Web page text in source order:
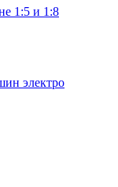
1:5 и 1:8
электро